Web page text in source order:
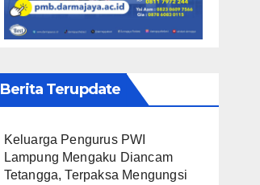
Berita Terupdate
Keluarga Pengurus PWI
Lampung Mengaku Diancam
Tetangga, Terpaksa Mengungsi